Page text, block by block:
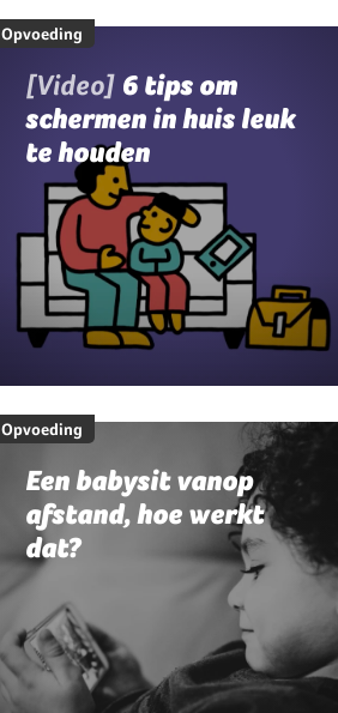
Opvoeding
[Video] 6 tips om
schermen in huis leuk
te houden
Opvoeding
Een babysit vanop
afstand, hoe werkt
dat?